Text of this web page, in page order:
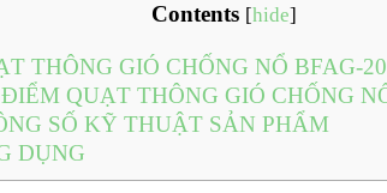
Contents [hide]
THÔNG GIÓ CHỐNG NỔ BFAG-
QUẠT THÔNG GIÓ CHỐNG
SỐ KỸ THUẬT SẢN PHẨM
DỤNG